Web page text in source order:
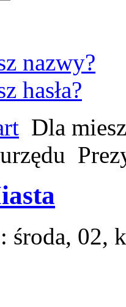
nazwy?
hasła?
Dla
środa, 02,